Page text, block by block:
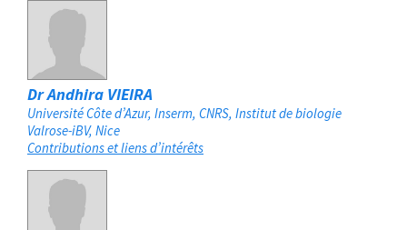
Dr Andhira VIEIRA
Université Côte d’Azur, Inserm, CNRS, Institut de biologie
Valrose-iBV Nice
Contributions et liens d’intérêts